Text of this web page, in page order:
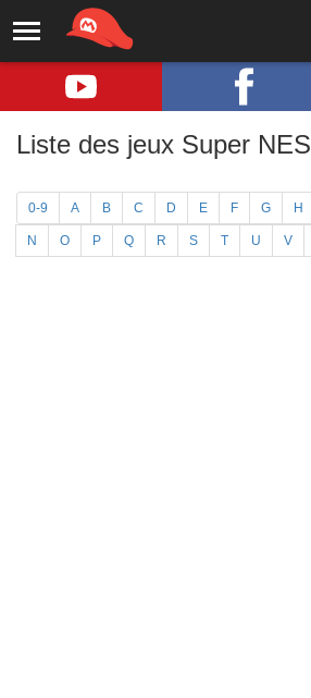
Liste des jeux Super NES
0-9 A B C D E F G H
N O P Q R S T U V